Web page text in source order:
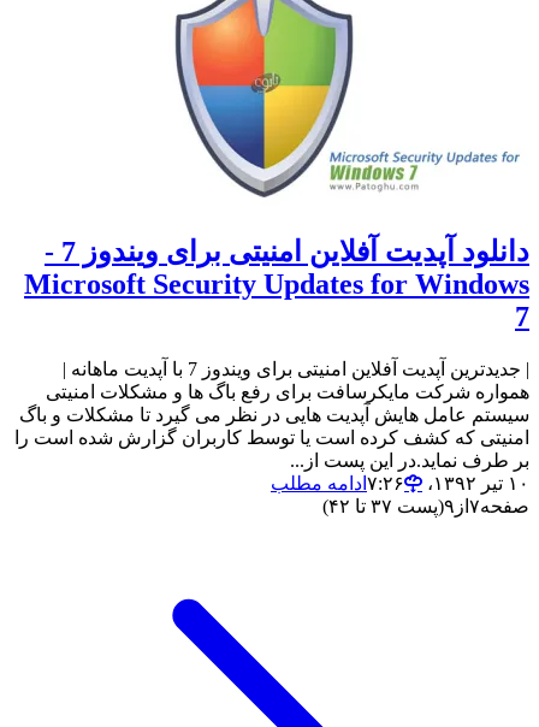
دانلود آپدیت آفلاین امنیتی برای ویندوز 7 -
Microsoft Security Updates for Windows
7
| جدیدترین آپدیت آفلاین امنیتی برای ویندوز 7 با آپدیت ماهانه |
همواره شرکت مایکرسافت برای رفع باگ ها و مشکلات امنیتی
سیستم عامل هایش آپدیت هایی در نظر می گیرد تا مشکلات و باگ
امنیتی که کشف کرده است یا توسط کاربران گزارش شده است را
بر طرف نماید.در این پست از...
۱۰ تیر ۱۳۹۲،‏ ۷:۲۶
ادامه مطلب
صفحه۷ از ۹(پست ۳۷ تا ۴۲)